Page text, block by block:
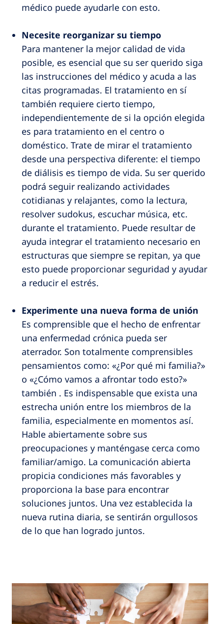
médico puede ayudarle con esto.
Necesite reorganizar su tiempo
Para mantener la mejor calidad de vida
posible, es esencial que su ser querido siga
las instrucciones del médico y acuda a las
citas programadas. El tratamiento en sí
también requiere cierto tiempo,
independientemente de si la opción elegida
es para tratamiento en el centro o
doméstico. Trate de mirar el tratamiento
desde una perspectiva diferente: el tiempo
de diálisis es tiempo de vida. Su ser querido
podrá seguir realizando actividades
cotidianas y relajantes, como la lectura,
resolver sudokus, escuchar música, etc.
durante el tratamiento. Puede resultar de
ayuda integrar el tratamiento necesario en
estructuras que siempre se repitan, ya que
esto puede proporcionar seguridad y ayudar
a reducir el estrés.
Experimente una nueva forma de unión
Es comprensible que el hecho de enfrentar
una enfermedad crónica pueda ser
aterrador. Son totalmente comprensibles
pensamientos como: «¿Por qué mi familia?»
o «¿Cómo vamos a afrontar todo esto?»
también . Es indispensable que exista una
estrecha unión entre los miembros de la
familia, especialmente en momentos así.
Hable abiertamente sobre sus
preocupaciones y manténgase cerca como
familiar/amigo. La comunicación abierta
propicia condiciones más favorables y
proporciona la base para encontrar
soluciones juntos. Una vez establecida la
nueva rutina diaria, se sentirán orgullosos
de lo que han logrado juntos.